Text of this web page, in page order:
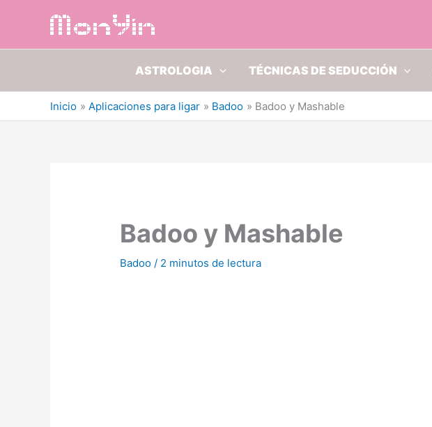
ASTROLOGIA TÉCNICAS DE SEDUCCIÓN
Inicio Aplicaciones para ligar Badoo Badoo y Mashable
Badoo y Mashable
Badoo / 2 minutos de lectura